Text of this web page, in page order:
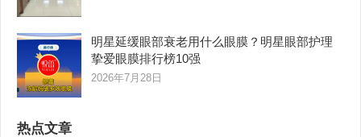
明星延缓眼部衰老用什么眼膜？明星眼部护理
挚爱眼膜排行榜10强
2026年7月28日
热点文章